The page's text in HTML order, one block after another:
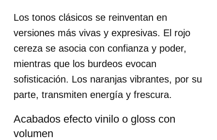
Los tonos clásicos se reinventan en
versiones más vivas y expresivas. El rojo
cereza se asocia con confianza y poder,
mientras que los burdeos evocan
sofisticación. Los naranjas vibrantes, por su
parte, transmiten energía y frescura.
Acabados efecto vinilo o gloss con
volumen